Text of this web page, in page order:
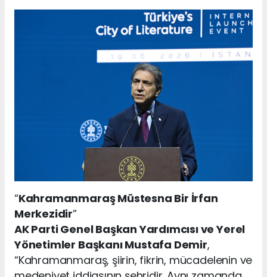
“Kahramanmaraş Müstesna Bir İrfan
Merkezidir”
AK Parti Genel Başkan Yardımcısı ve Yerel
Yönetimler Başkanı Mustafa Demir,
“Kahramanmaraş, şiirin, fikrin, mücadelenin ve